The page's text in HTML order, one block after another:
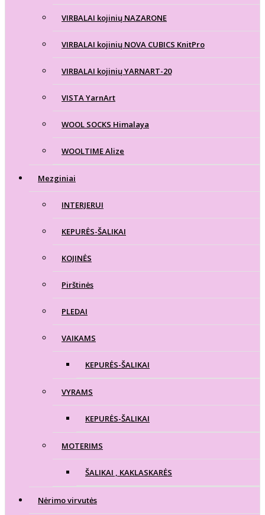
VIRBALAI kojinių NAZARONE
VIRBALAI kojinių NOVA CUBICS KnitPro
VIRBALAI kojinių YARNART-20
VISTA YarnArt
WOOL SOCKS Himalaya
WOOLTIME Alize
Mezginiai
INTERJERUI
KEPURĖS-ŠALIKAI
KOJINĖS
Pirštinės
PLEDAI
VAIKAMS
KEPURĖS-ŠALIKAI
VYRAMS
KEPURĖS-ŠALIKAI
MOTERIMS
ŠALIKAI , KAKLASKARĖS
Nėrimo virvutės